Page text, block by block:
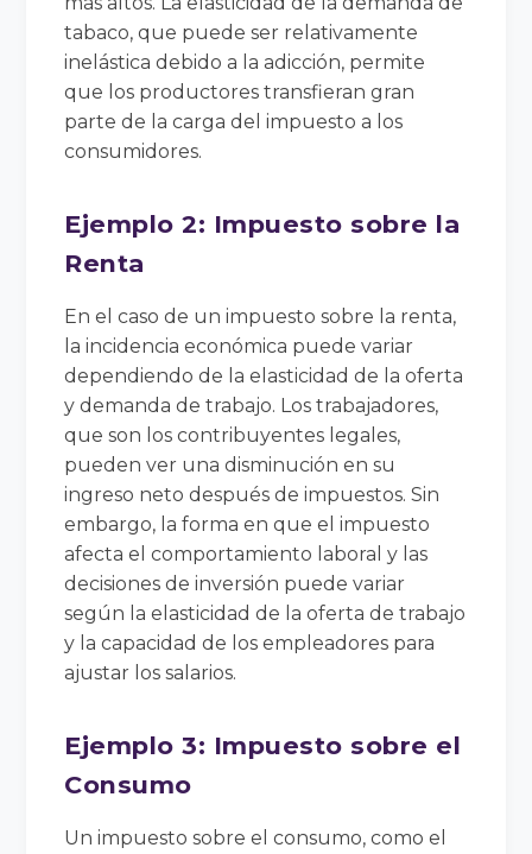
tabaco, que puede ser relativamente
inelástica debido a la adicción, permite
que los productores transfieran gran
parte de la carga del impuesto a los
consumidores.
Ejemplo 2: Impuesto sobre la
Renta
En el caso de un impuesto sobre la renta,
la incidencia económica puede variar
dependiendo de la elasticidad de la oferta
y demanda de trabajo. Los trabajadores,
que son los contribuyentes legales,
pueden ver una disminución en su
ingreso neto después de impuestos. Sin
embargo, la forma en que el impuesto
afecta el comportamiento laboral y las
decisiones de inversión puede variar
según la elasticidad de la oferta de trabajo
y la capacidad de los empleadores para
ajustar los salarios.
Ejemplo 3: Impuesto sobre el
Consumo
Un impuesto sobre el consumo, como el